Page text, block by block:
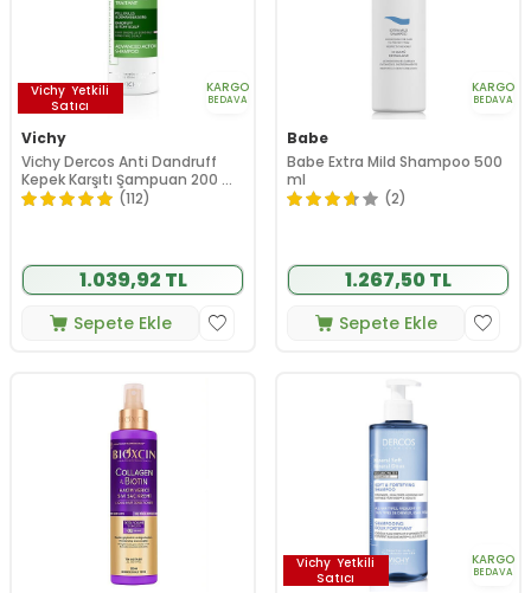
Vichy Yetkili
Satıcı
KARGO
BEDAVA
Vichy
Vichy Dercos Anti Dandruff
Kepek Karşıtı Şampuan 200 ml
- Hassas Saç Derisi
(112)
1.039,92 TL
Sepete Ekle
KARGO
BEDAVA
Babe
Babe Extra Mild Shampoo 500
ml
(2)
1.267,50 TL
Sepete Ekle
Vichy Yetkili
Satıcı
KARGO
BEDAVA